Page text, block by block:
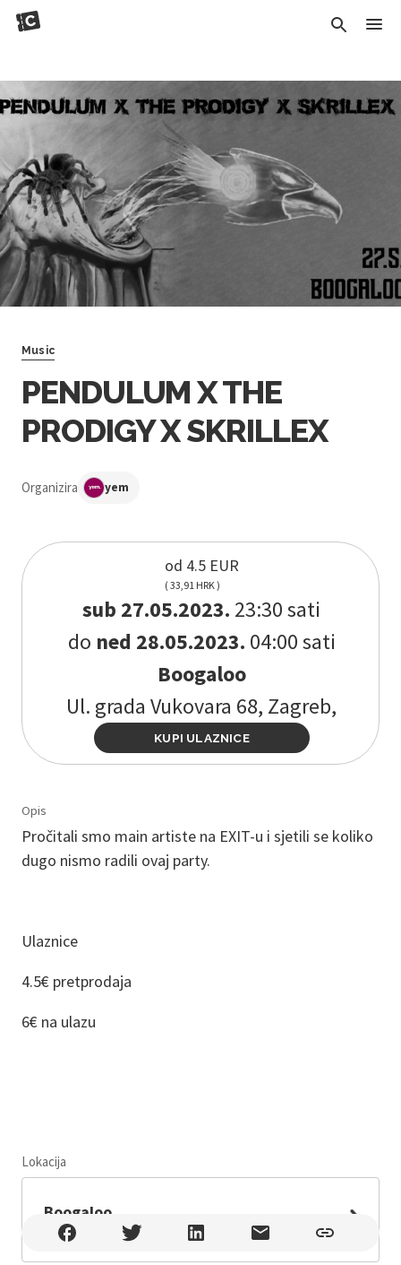
Music
PENDULUM X THE
PRODIGY X SKRILLEX
Organizira yem
od 4.5 EUR
( 33,91 HRK )
sub 27.05.2023. 23:30 sati
do ned 28.05.2023. 04:00 sati
Boogaloo
Ul. grada Vukovara 68, Zagreb,
KUPI ULAZNICE
Opis
Pročitali smo main artiste na EXIT-u i sjetili se koliko
dugo nismo radili ovaj party.
Ulaznice
4.5€ pretprodaja
6€ na ulazu
Lokacija
Boogaloo
Boogaloo , Zagreb , Ul. grada Vukovara 68